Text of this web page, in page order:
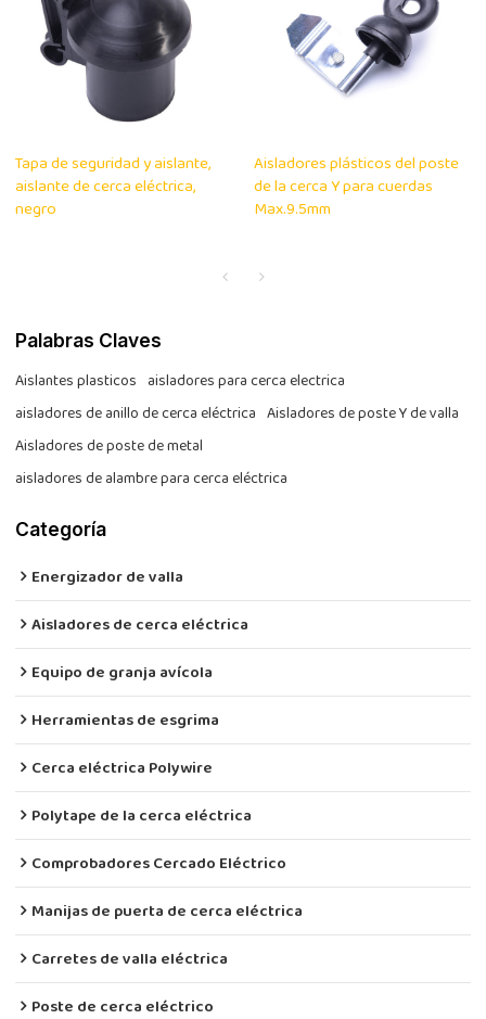
Tapa de seguridad y aislante,
aislante de cerca eléctrica,
negro
Aisladores plásticos del poste
de la cerca Y para cuerdas
Max.9.5mm
Palabras Claves
Aislantes plasticos aisladores para cerca electrica
aisladores de anillo de cerca eléctrica Aisladores de poste Y de valla
Aisladores de poste de metal
aisladores de alambre para cerca eléctrica
Categoría
Energizador de valla
Aisladores de cerca eléctrica
Equipo de granja avícola
Herramientas de esgrima
Cerca eléctrica Polywire
Polytape de la cerca eléctrica
Comprobadores Cercado Eléctrico
Manijas de puerta de cerca eléctrica
Carretes de valla eléctrica
Poste de cerca eléctrico